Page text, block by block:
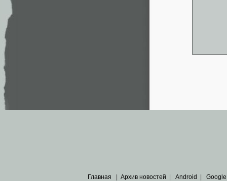
Главная | Архив новостей | Android | Google